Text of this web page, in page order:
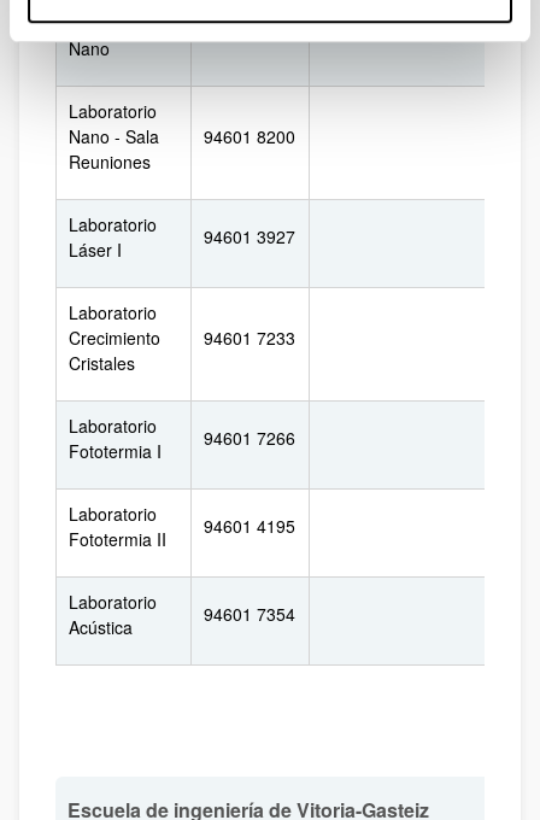
Laboratorio
Nano
94601 7292
Laboratorio
Nano - Sala
Reuniones
94601 8200
Laboratorio
Láser I
94601 3927
Laboratorio
Crecimiento
Cristales
94601 7233
Laboratorio
Fototermia I
94601 7266
Laboratorio
Fototermia II
94601 4195
Laboratorio
Acústica
94601 7354
Escuela de ingeniería de Vitoria-Gasteiz